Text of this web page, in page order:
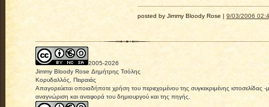
posted by Jimmy Bloody Rose | 9/03/2006
2005-2026
Jimmy Bloody Rose Δημήτρης Τσόλης
Κορυδαλλός, Πειραιάς
Απαγορεύεται οποιαδήποτε χρήση του περιεχομένου της συγκεκριμένης
αναγνώριση και αναφορά του δημιουργού και της πηγής.